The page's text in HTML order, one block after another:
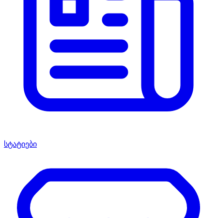
სტატიები